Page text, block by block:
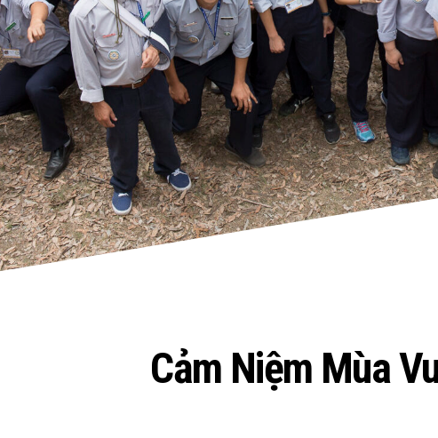
Cảm Niệm Mùa